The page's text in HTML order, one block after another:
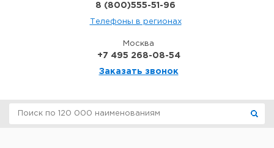
8 (800)555-51-96
Телефоны в регионах
Москва
+7 495 268-08-54
Заказать звонок